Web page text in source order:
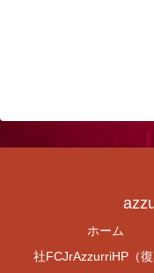
ホーム
社FCJrAzzurriHP（復